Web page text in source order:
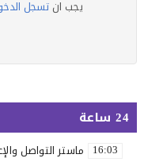
يجب انتسجل
24 ساعة
16:03 ماستر التواصل